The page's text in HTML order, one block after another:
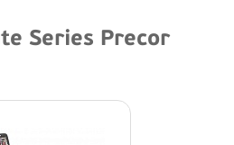
Series Precor